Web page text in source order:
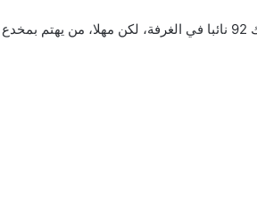
وأضاف لا تشر في تغريدة أخرى: “أيضا، بالنظر إلى الفيديو، لا يمكن أن يكون هناك 92 نائبا في الغرفة، لكن مهلا، من يهتم بمخدع